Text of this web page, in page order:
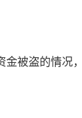
被盗的情